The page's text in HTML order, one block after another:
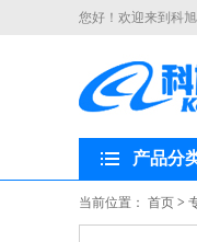
您好！欢迎来到科
产品分
当前位置： 首页 >